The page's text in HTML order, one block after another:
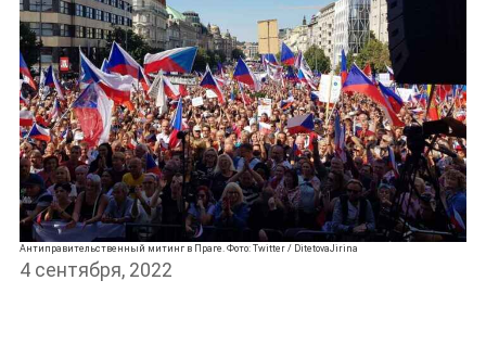
Антиправительственный митинг в Праге. Фото: Twitter / DitetovaJirina
4 сентября, 2022